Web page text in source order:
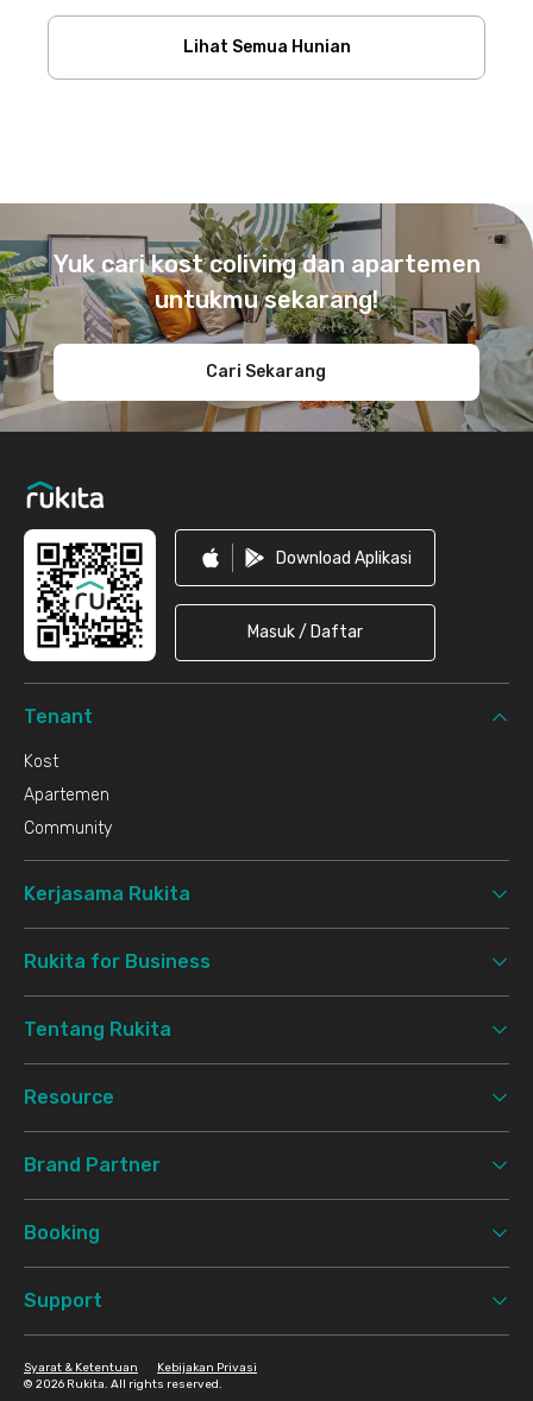
Lihat Semua Hunian
Yuk cari kost coliving dan apartemen
untukmu sekarang!
Cari Sekarang
Download Aplikasi
Masuk / Daftar
Tenant
Kost
Apartemen
Community
Kerjasama Rukita
Rukita for Business
Tentang Rukita
Resource
Brand Partner
Booking
Support
© 2026 Rukita. All rights reserved.
Syarat & Ketentuan Kebijakan Privasi